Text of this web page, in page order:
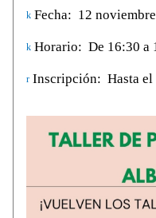
Fecha: 12
Horario: De 16:30 a
Inscripción: Hasta